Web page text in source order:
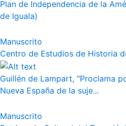
Plan de Independencia de la
de Iguala)
Manuscrito
Centro de Estudios de Historia
Guillén de Lampart, "Proclama
Nueva España de la suje...
Manuscrito